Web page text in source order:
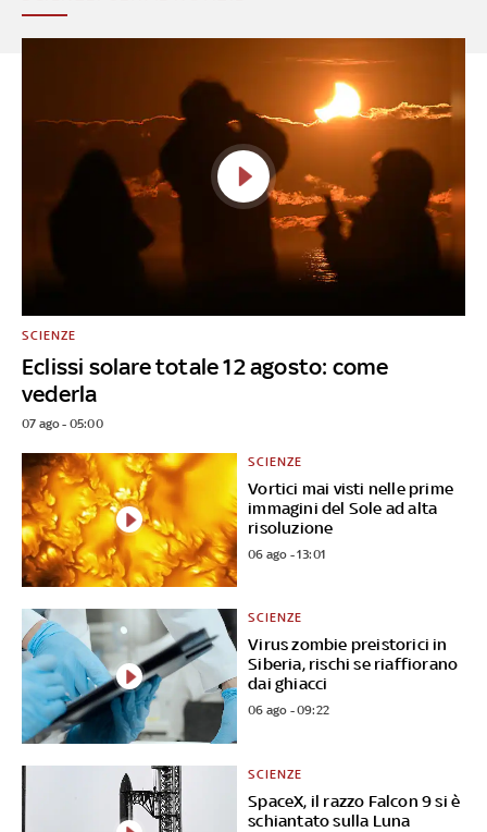
Eclissi solare totale 12 agosto: come
vederla
SCIENZE
07 ago - 05:00
Vortici mai visti nelle prime
immagini del Sole ad alta
risoluzione
SCIENZE
06 ago - 13:01
Virus zombie preistorici in
Siberia, rischi se riaffiorano
dai ghiacci
SCIENZE
06 ago - 09:22
SpaceX, il razzo Falcon 9 si è
schiantato sulla Luna
SCIENZE